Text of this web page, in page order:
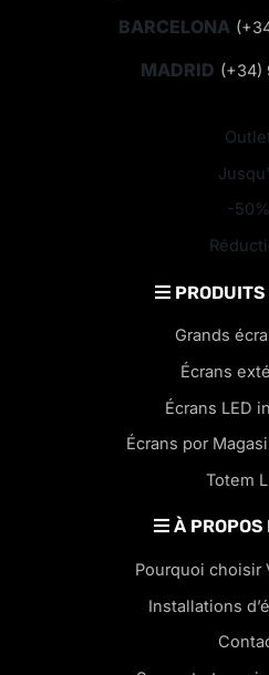
BARCELONA
MADRID (+34)
-50%
Grands
Écrans
Écrans LED
Écrans por
Totem
À PROPOS
Pourquoi choisir
Installations